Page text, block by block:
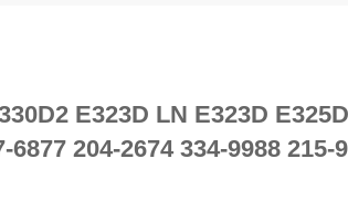
E323D LN E323D
6877 204-2674 334-9988 215-